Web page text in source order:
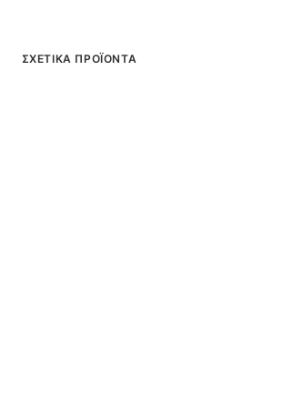
ΣΧΕΤΙΚΆ ΠΡΟΪΌΝΤΑ